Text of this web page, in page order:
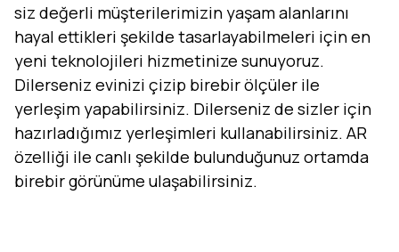
siz değerli müşterilerimizin yaşam alanlarını
hayal ettikleri şekilde tasarlayabilmeleri için en
yeni teknolojileri hizmetinize sunuyoruz.
Dilerseniz evinizi çizip birebir ölçüler ile
yerleşim yapabilirsiniz. Dilerseniz de sizler için
hazırladığımız yerleşimleri kullanabilirsiniz. AR
özelliği ile canlı şekilde bulunduğunuz ortamda
birebir görünüme ulaşabilirsiniz.